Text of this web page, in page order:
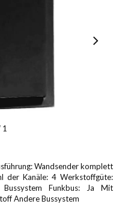
1
Wandsender komplett
der Kanäle: 4 Werkstoffgüte:
Bussystem Funkbus: Ja Mit
Andere Bussystem